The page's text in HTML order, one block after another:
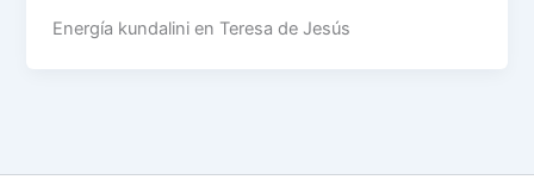
Energía kundalini en Teresa de Jesús